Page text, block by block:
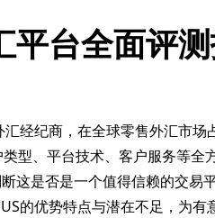
平台全面评
经纪商，在全球零售外汇市场
型、平台技术、客户服务等全
这是否是一个值得信赖的交易
的优势特点与潜在不足，为有